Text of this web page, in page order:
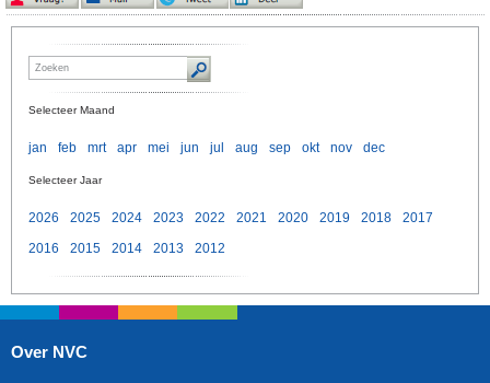
Selecteer Maand
jan feb mrt apr mei jun jul aug sep okt nov dec
Selecteer Jaar
2026 2025 2024 2023 2022 2021 2020 2019 2018
2017
2016
2015 2014 2013 2012
Over NVC